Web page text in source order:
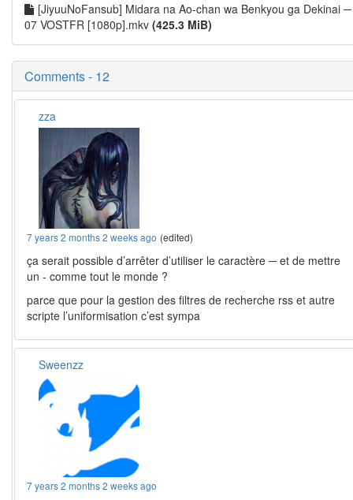
[JiyuuNoFansub] Midara na Ao-chan wa Benkyou ga Dekinai ─
07 VOSTFR [1080p].mkv (425.3 MiB)
Comments - 12
zza
7 years 2 months 2 weeks ago (edited)
ça serait possible d’arrêter d’utiliser le caractère ─ et de mettre
un - comme tout le monde ?
parce que pour la gestion des filtres de recherche rss et autre
scripte l’uniformisation c’est sympa
Sweenzz
7 years 2 months 2 weeks ago